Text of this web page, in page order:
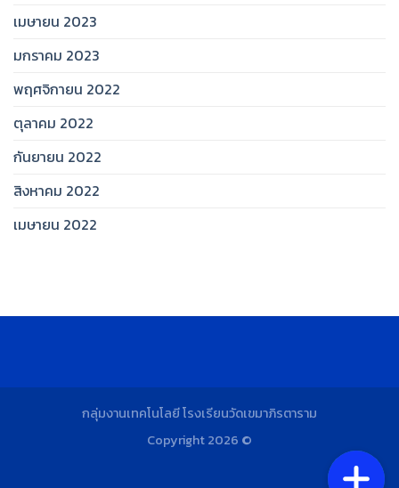
เมษายน 2023
มกราคม 2023
พฤศจิกายน 2022
ตุลาคม 2022
กันยายน 2022
สิงหาคม 2022
เมษายน 2022
กลุ่มงานเทคโนโลยี โรงเรียนวัดเขมาภิรตาราม
Copyright 2026 ©